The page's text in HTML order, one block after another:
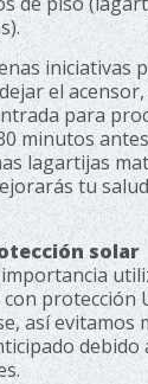
iniciativas
el
para
minutos
lagartijas
tu
solar
importancia
protección
así evitamos
debido